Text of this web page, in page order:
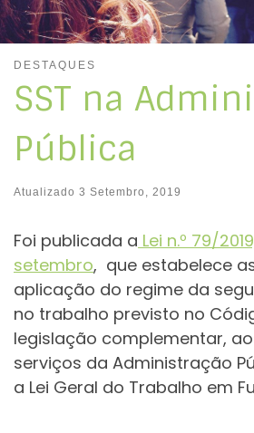
DESTAQUES
SST na
Pública
Atualizado 3 Setembro, 2019
Foi publicada a Lei n.º 79/
setembro, que estabelece
aplicação do regime da
no trabalho previsto no
legislação complementar,
serviços da Administração
a Lei Geral do Trabalho em